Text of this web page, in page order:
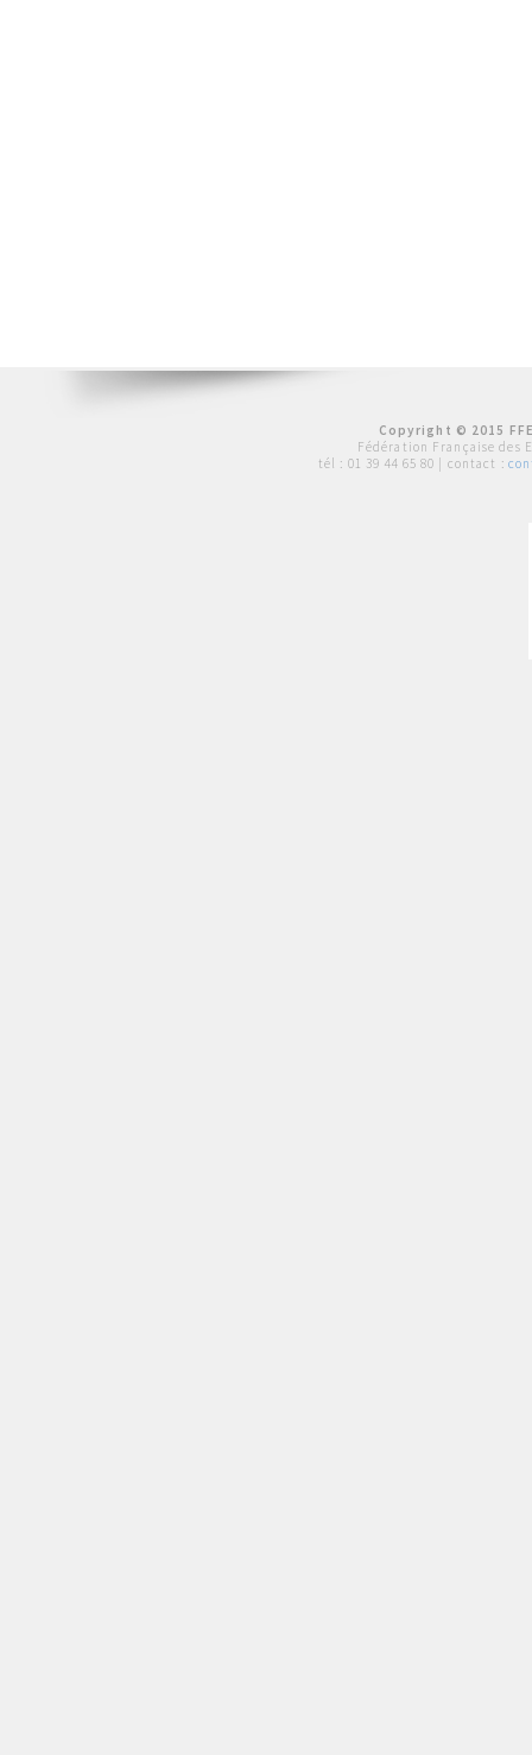
Copyright © 2015
Fédération Française des
tél : 01 39 44 65 80 | contact :